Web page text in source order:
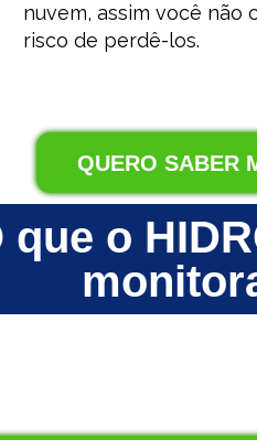
nuvem, assim você não
risco de perdê-los.
QUERO SABER
que o